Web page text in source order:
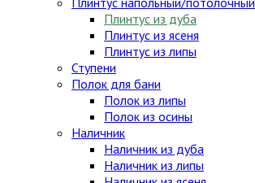
Плинтус из дуба
Плинтус из ясеня
Плинтус из липы
Ступени
Полок для бани
Полок из липы
Полок из осины
Наличник
Наличник из дуба
Наличник из липы